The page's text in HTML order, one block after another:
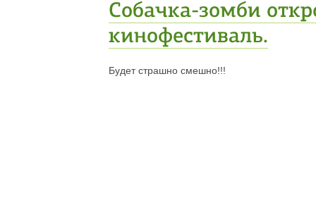
Собачка-зомби
кинофестиваль.
Будет страшно смешно!!!